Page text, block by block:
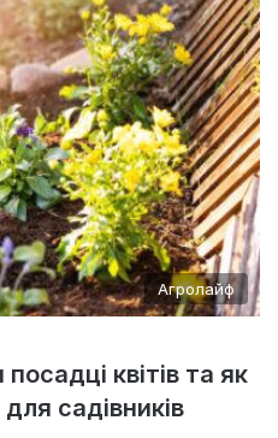
Агролайф
квітів та як
садівників